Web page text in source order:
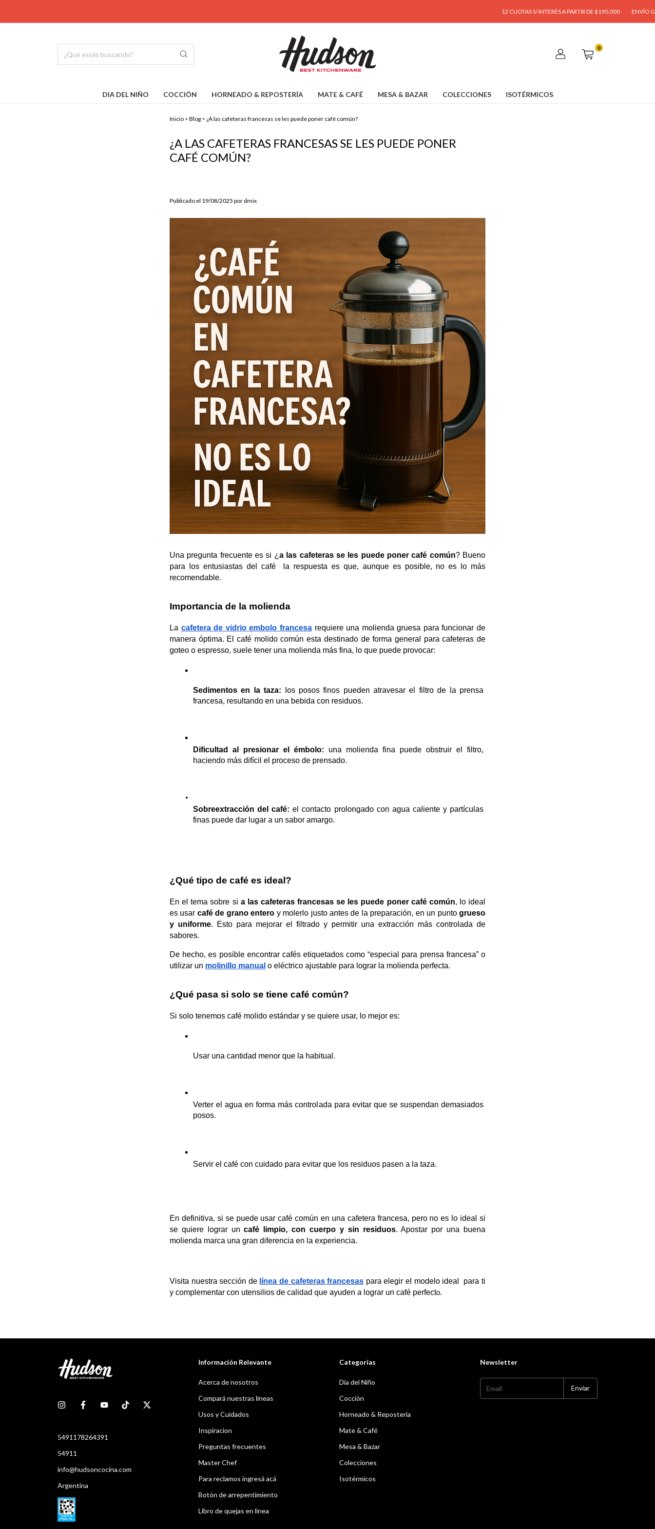
12 CUOTAS S/ INTERÉS A PARTIR DE $190.000 ENVÍO GRATIS A
0
DIA DEL NIÑO COCCIÓN HORNEADO & REPOSTERÍA MATE & CAFÉ MESA & BAZAR COLECCIONES ISOTÉRMICOS
Inicio > Blog > ¿A las cafeteras francesas se les puede poner café común?
¿A LAS CAFETERAS FRANCESAS SE LES PUEDE PONER
CAFÉ COMÚN?
Publicado el 19/08/2025 por dmix
Una pregunta frecuente es si ¿ a las cafeteras se les puede poner café común? Bueno
para los entusiastas del café  la respuesta es que, aunque es posible, no es lo más
recomendable.
Importancia de la molienda
La cafetera de vidrio embolo francesa requiere una molienda gruesa para funcionar de
manera óptima. El café molido común esta destinado de forma general para cafeteras de
goteo o espresso, suele tener una molienda más fina, lo que puede provocar:
Sedimentos en la taza: los posos finos pueden atravesar el filtro de la prensa
francesa, resultando en una bebida con residuos.
Dificultad al presionar el émbolo: una molienda fina puede obstruir el filtro,
haciendo más difícil el proceso de prensado.
Sobreextracción del café: el contacto prolongado con agua caliente y partículas
finas puede dar lugar a un sabor amargo.
¿Qué tipo de café es ideal?
En el tema sobre si a las cafeteras francesas se les puede poner café común, lo ideal
es usar café de grano entero y molerlo justo antes de la preparación, en un punto grueso
y uniforme. Esto para mejorar el filtrado y permitir una extracción más controlada de
sabores.
De hecho, es posible encontrar cafés etiquetados como “especial para prensa francesa” o
utilizar un molinillo manual o eléctrico ajustable para lograr la molienda perfecta.
¿Qué pasa si solo se tiene café común?
Si solo tenemos café molido estándar y se quiere usar, lo mejor es:
Usar una cantidad menor que la habitual.
Verter el agua en forma más controlada para evitar que se suspendan demasiados
posos.
Servir el café con cuidado para evitar que los residuos pasen a la taza.
En definitiva, si se puede usar café común en una cafetera francesa, pero no es lo ideal si
se quiere lograr un café limpio, con cuerpo y sin residuos. Apostar por una buena
molienda marca una gran diferencia en la experiencia.
Visita nuestra sección de línea de cafeteras francesas para elegir el modelo ideal  para ti
y complementar con utensilios de calidad que ayuden a lograr un café perfecto.
5491178264391
54911
info@hudsoncocina.com
Argentina
Información Relevante
Acerca de nosotros
Compará nuestras líneas
Usos y Cuidados
Inspiracion
Preguntas frecuentes
Master Chef
Para reclamos ingresá acá
Botón de arrepentimiento
Libro de quejas en línea
Categorías
Dia del Niño
Cocción
Horneado & Repostería
Mate & Café
Mesa & Bazar
Colecciones
Isotérmicos
Newsletter